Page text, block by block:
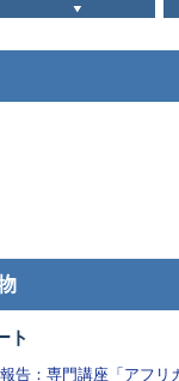
ト
報告：専門講座「アフ